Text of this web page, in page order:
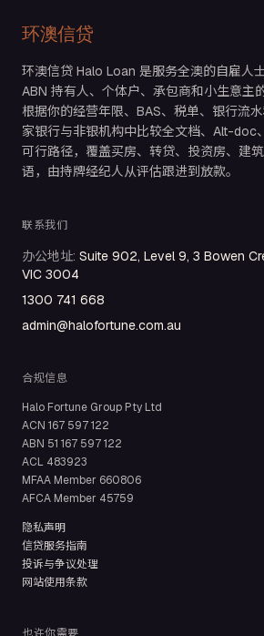
环澳信贷
环澳信贷 Halo Loan 是服务全澳的自雇人
ABN 持有人、个体户、承包商和小生意主
根据你的经营年限、BAS、税单、银行流
家银行与非银机构中比较全文档、Alt-doc
可行路径，覆盖买房、转贷、投资房、建
语，由持牌经纪人从评估跟进到放款。
联系我们
办公地址: Suite 902, Level 9, 3 Bowen
VIC 3004
1300 741 668
admin@halofortune.com.au
合规信息
Halo Fortune Group Pty Ltd
ACN 167 597 122
ABN 51 167 597 122
ACL 483923
MFAA Member 660806
AFCA Member 45759
隐私声明
信贷服务指南
投诉与争议处理
网站使用条款